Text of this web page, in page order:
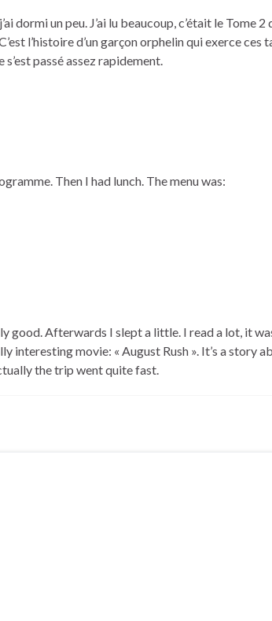
dormi un peu. J’ai lu beaucoup, c’était le Tome
l’histoire d’un garçon orphelin qui exerce ces
passé assez rapidement.
Then I had lunch. The menu was:
good. Afterwards I slept a little. I read a lot, it
movie: « August Rush ». It’s a story
the trip went quite fast.